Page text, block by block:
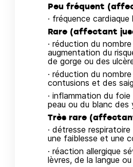
Peu fréquent
· fréquence
Rare (affectant
· réduction du
augmentation du
de gorge ou des
· réduction du
contusions et des
· inflammation du
peau ou du blanc des
Très rare
· détresse
une faiblesse et une
· réaction allergique
lèvres, de la langue